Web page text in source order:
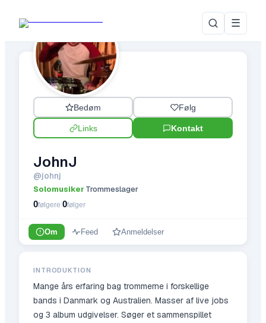
☰
Bedøm Følg
Links Kontakt
JohnJ
@johnj
Solomusiker·Trommeslager
0følgere 0følger
Om Feed Anmeldelser
INTRODUKTION
Mange års erfaring bag trommerne i forskellige
bands i Danmark og Australien. Masser af live jobs
og 3 album udgivelser. Søger et sammenspillet